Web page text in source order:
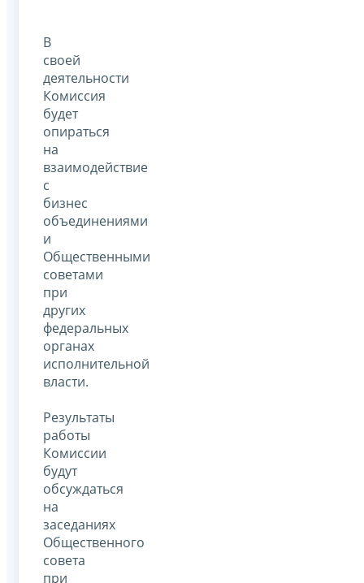
В
своей
деятельности
Комиссия
будет
опираться
на
взаимодействие
с
бизнес
объединениями
и
Общественными
советами
при
других
федеральных
органах
исполнительной
власти.
Результаты
работы
Комиссии
будут
обсуждаться
на
заседаниях
Общественного
совета
при